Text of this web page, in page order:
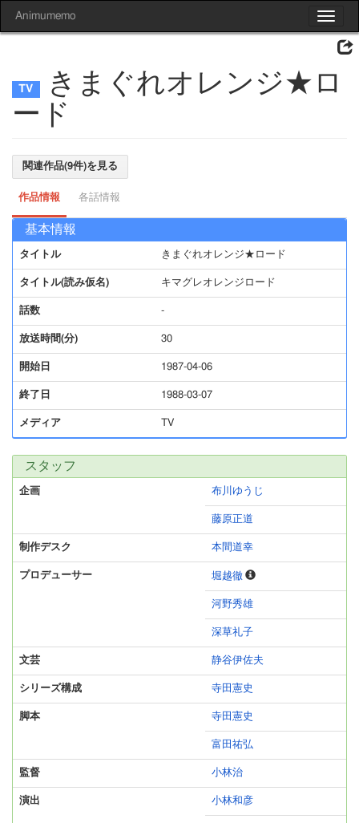
Toggle
Animumemo
きまぐれオレンジ★ロ
ード
関連作品(9件)を見る
作品情報 各話情報
基本情報
タイトル きまぐれオレンジ★ロード
タイトル(読み仮名) キマグレオレンジロード
話数 -
放送時間(分) 30
開始日 1987-04-06
終了日 1988-03-07
メディア TV
スタッフ
企画 布川ゆうじ
藤原正道
制作デスク 本間道幸
プロデューサー 堀越徹
河野秀雄
深草礼子
文芸 静谷伊佐夫
シリーズ構成 寺田憲史
脚本 寺田憲史
富田祐弘
監督 小林治
演出 小林和彦